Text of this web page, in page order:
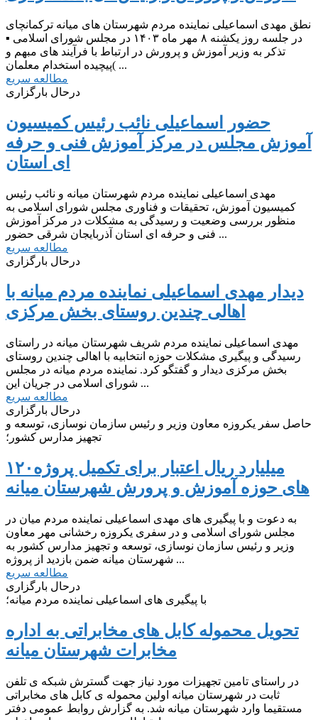
نطق مهدی اسماعیلی نماینده مردم شهرستان های میانه ترکمانچای
در جلسه روز یکشنه ۸ مهر ماه ۱۴۰۳ در مجلس شورای اسلامی ▪️︎
تذکر به وزیر آموزش و پرورش در ارتباط با فرآیند های مبهم و
پیچیده استخدام معلمان( ...
مطالعه سریع
درحال بارگزاری
حضور اسماعیلی نائب رئیس کمیسیون
آموزش مجلس در مرکز آموزش فنی و حرفه
ای استان
مهدی اسماعیلی نماینده مردم شهرستان میانه و نائب رئیس
کمیسیون آموزش، تحقیقات و فناوری مجلس شورای اسلامی به
منظور بررسی وضعیت و رسیدگی به مشکلات در مرکز آموزش
فنی و حرفه ای استان آذربایجان شرقی حضور ...
مطالعه سریع
درحال بارگزاری
دیدار مهدی اسماعیلی نماینده مردم میانه با
اهالی چندین روستای بخش مرکزی
رسیدگی و پیگیری مشکلات حوزه انتخابیه با اهالی چندین روستای
بخش مرکزی دیدار و گفتگو کرد. ️نماینده مردم میانه در مجلس
شورای اسلامی در جریان این ...
مطالعه سریع
درحال بارگزاری
حاصل سفر یکروزه معاون وزیر و رئیس سازمان نوسازی، توسعه و
تجهیز مدارس کشور؛
۱۲۰میلیارد ریال اعتبار برای تکمیل پروژه
های حوزه آموزش و پرورش شهرستان میانه
به دعوت و با پیگیری های مهدی اسماعیلی نماینده مردم میان در
مجلس شورای اسلامی و در سفری یکروزه رخشانی مهر معاون
وزیر و رئیس سازمان نوسازی، توسعه و تجهیز مدارس کشور به
شهرستان میانه ضمن بازدید از پروژه ...
مطالعه سریع
درحال بارگزاری
با پیگیری های اسماعیلی نماینده مردم میانه؛
تحویل محموله کابل های مخابراتی به اداره
مخابرات شهرستان میانه
ثابت در شهرستان میانه اولین محموله ی کابل های مخابراتی
مستقیما وارد شهرستان میانه شد. به گزارش روابط عمومی دفتر